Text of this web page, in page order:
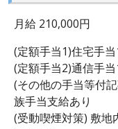
月給 210,000円
(定額手当1)住宅手
(定額手当2)通信手
(その他の手当等付
族手当支給あり
(受動喫煙対策) 敷地